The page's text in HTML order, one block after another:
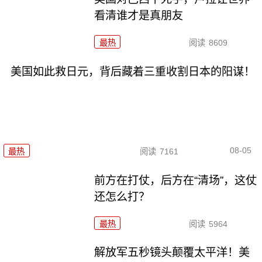
看清谁才是真朋友
最热 阅读 8609
美国如此救日元，背后藏着三重收割日本的阳谋！
最热 阅读 7161 08-05
前方在打仗，后方在“清场”，这仗
还怎么打？
最热 阅读 5964
解放军五秒镜头颠覆太平洋！美